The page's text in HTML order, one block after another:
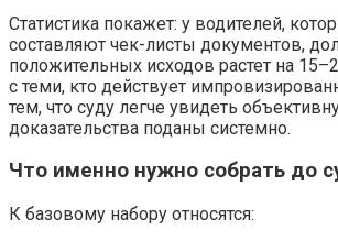
Статистика покажет: у водителей,
составляют чек-листы документов,
положительных исходов растет на
с теми, кто действует
тем, что суду легче увидеть
доказательства поданы системно.
Что именно нужно собрать до
К базовому набору относятся: